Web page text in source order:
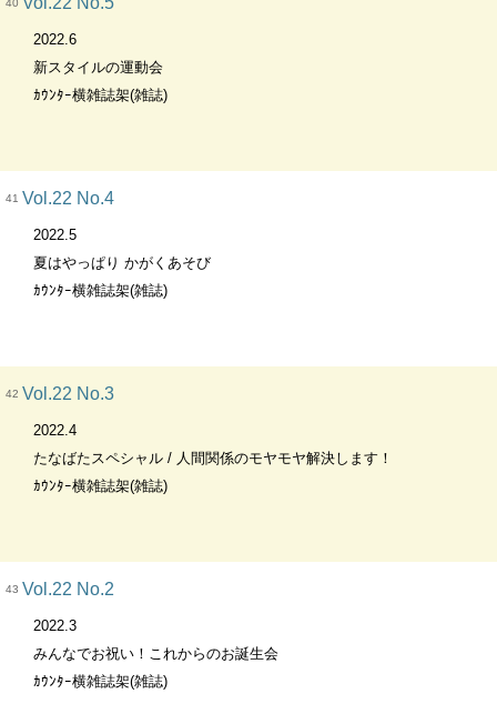
40
2022.6
新スタイルの運動会
ｶｳﾝﾀｰ横雑誌架(雑誌)
41 Vol.22 No.4
2022.5
夏はやっぱり かがくあそび
ｶｳﾝﾀｰ横雑誌架(雑誌)
42 Vol.22 No.3
2022.4
たなばたスペシャル / 人間関係のモヤモヤ解決します！
ｶｳﾝﾀｰ横雑誌架(雑誌)
43 Vol.22 No.2
2022.3
みんなでお祝い！これからのお誕生会
ｶｳﾝﾀｰ横雑誌架(雑誌)